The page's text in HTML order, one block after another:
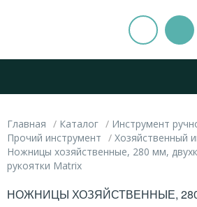
Главная Каталог
Инструмент
Прочий инструмент
Хозяйственный
Ножницы хозяйственные, 280 мм,
рукоятки Matrix
НОЖНИЦЫ ХОЗЯЙСТВЕННЫЕ,